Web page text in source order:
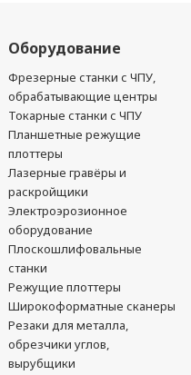
Оборудование
Фрезерные станки с ЧПУ,
обрабатывающие центры
Токарные станки с ЧПУ
Планшетные режущие
плоттеры
Лазерные гравёры и
раскройщики
Электроэрозионное
оборудование
Плоскошлифовальные
станки
Режущие плоттеры
Широкоформатные сканеры
Резаки для металла,
обрезчики углов,
вырубщики